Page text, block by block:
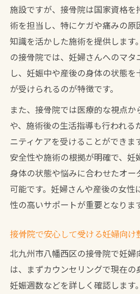
ント
接骨院の産後整体で感
リラックスを求めるなら安
接骨院整体で心身のリ
る理由
コツ
接骨院でリラックスでき
体の特徴
ストレス緩和に役立つ
ント
リラックス重視の妊婦向
接骨院整体で産後の腰痛
する方法
整体と接骨院での産後
方
施設ですが、接骨院は国家資格を
術を担当し、特にケガや痛みの原
知識を活かした施術を提供します
の接骨院では、妊婦さんへのマタ
し、妊娠中や産後の身体の状態
が受けられるのが特徴です。
また、接骨院では医療的な視点か
や、施術後の生活指導も行われる
ニティケアを受けることができま
安全性や施術の根拠が明確で、妊
身体の状態や悩みに合わせたオー
可能です。妊婦さんや産後の女性
性の高いサポートが重要となりま
接骨院で安心して受ける妊婦向け
北九州市八幡西区の接骨院で妊婦
は、まずカウンセリングで現在の
妊娠週数などを詳しく確認します